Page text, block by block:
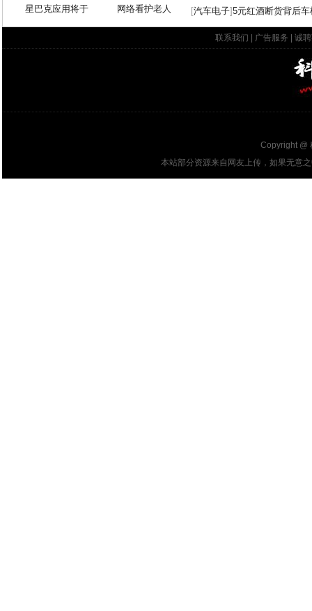
星巴克应用将于 网络看护老人
[汽车电子]5元红酒断货背后
联系我们 广告服务 诚
Copyright @
本站部分资源来自网友上传，如果无意